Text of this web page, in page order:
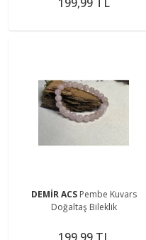
DEMİR ACS Pembe Kuvars
Doğaltaş Bileklik
199,99 TL